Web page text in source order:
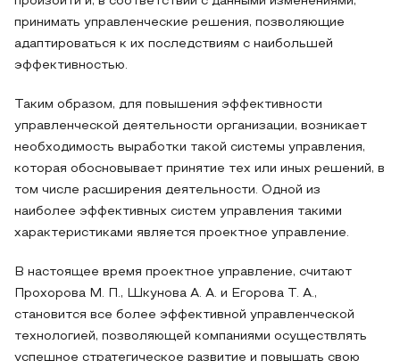
принимать управленческие решения, позволяющие
адаптироваться к их последствиям с наибольшей
эффективностью.
Таким образом, для повышения эффективности
управленческой деятельности организации, возникает
необходимость выработки такой системы управления,
которая обосновывает принятие тех или иных решений, в
том числе расширения деятельности. Одной из
наиболее эффективных систем управления такими
характеристиками является проектное управление.
В настоящее время проектное управление, считают
Прохорова М. П., Шкунова А. А. и Егорова Т. А.,
становится все более эффективной управленческой
технологией, позволяющей компаниями осуществлять
успешное стратегическое развитие и повышать свою